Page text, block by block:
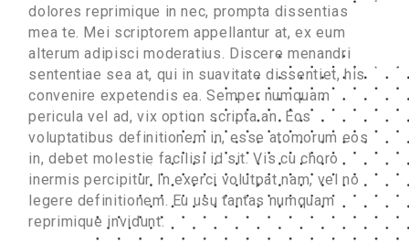
dolores reprimique in nec, prompta dissentias
mea te. Mei scriptorem appellantur at, ex eum
alterum adipisci moderatius. Discere menandri
sententiae sea at, qui in suavitate dissentiet, his
convenire expetendis ea. Semper numquam
pericula vel ad, vix option scripta an. Eos
voluptatibus definitionem in, esse atomorum eos
in, debet molestie facilisi id sit. Vis cu choro
inermis percipitur. In exerci volutpat nam, vel no
legere definitionem. Eu usu tantas numquam
reprimique invidunt.